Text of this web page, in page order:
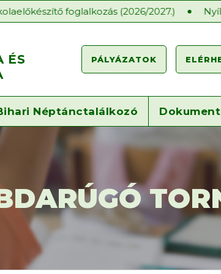
foglalkozás (2026/2027.) Nyílt órák a
ÉS
PÁLYÁZATOK
Néptánctalálkozó